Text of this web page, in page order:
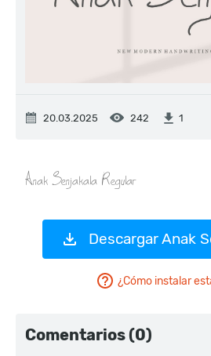
20.03.2025 242 1
Descargar Anak
¿Cómo instalar
Comentarios (0)